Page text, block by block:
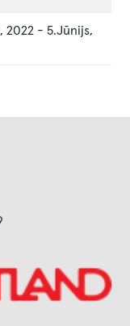
2022 - 5.Jūnijs,